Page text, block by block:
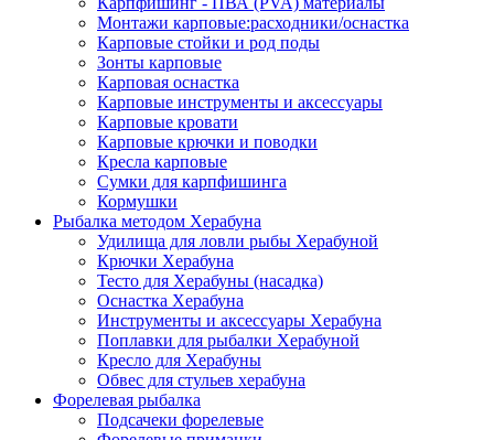
Монтажи карповые:расходники/оснастка
Карповые стойки и род поды
Зонты карповые
Карповая оснастка
Карповые инструменты и аксессуары
Карповые кровати
Карповые крючки и поводки
Кресла карповые
Сумки для карпфишинга
Кормушки
Рыбалка методом Херабуна
Удилища для ловли рыбы Херабуной
Крючки Херабуна
Тесто для Херабуны (насадка)
Оснастка Херабуна
Инструменты и аксессуары Херабуна
Поплавки для рыбалки Херабуной
Кресло для Херабуны
Обвес для стульев херабуна
Форелевая рыбалка
Подсачеки форелевые